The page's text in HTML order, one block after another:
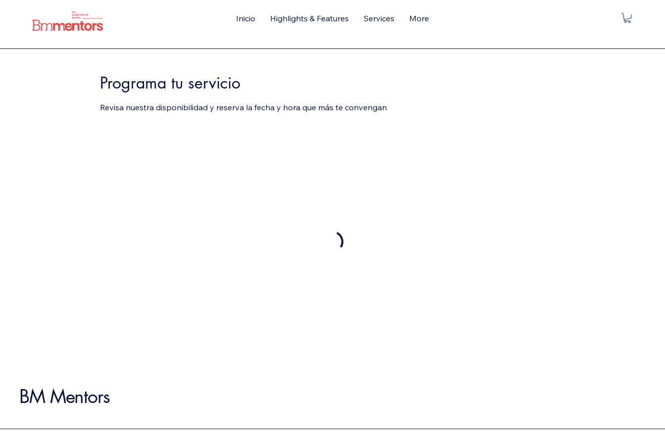
Inicio Highlights & Features Services More
Programa tu servicio
Revisa nuestra disponibilidad y reserva la fecha y hora que más te convengan
BM Mentors